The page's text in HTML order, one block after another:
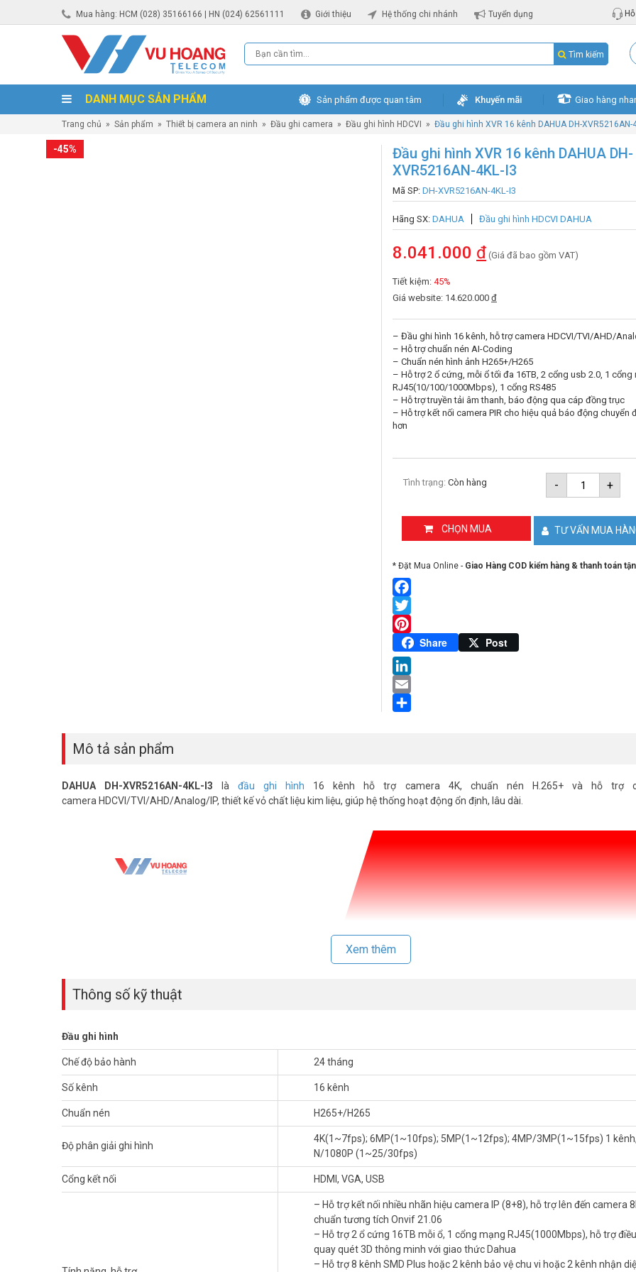
Mua hàng: HCM (028) 35166166 | HN (024) 62561111 Giới thiệu Hệ thống chi nhánh Tuyển dụng Hỗ
Tìm kiếm
DANH MỤC SẢN PHẨM Sản phẩm được quan tâm Khuyến mãi Giao hàng
Trang chủ » Sản phẩm » Thiết bị camera an ninh » Đầu ghi camera » Đầu ghi hình HDCVI » Đầu ghi hình XVR 16 kênh DAHUA DH-XVR5216AN-
-45%
Đầu ghi hình XVR 16 kênh DAHUA DH-
XVR5216AN-4KL-I3
Mã SP: DH-XVR5216AN-4KL-I3
Hãng SX: DAHUA Đầu ghi hình HDCVI DAHUA
8.041.000 đ (Giá đã bao gồm VAT)
Tiết kiệm: 45%
Giá website: 14.620.000 đ
– Đầu ghi hình 16 kênh, hỗ trợ camera HDCVI/TVI/AHD/
– Hỗ trợ chuẩn nén AI-Coding
– Chuẩn nén hình ảnh H265+/H265
– Hỗ trợ 2 ổ cứng, mỗi ổ tối đa 16TB, 2 cổng usb 2.0, 1 cổng
RJ45(10/100/1000Mbps), 1 cổng RS485
– Hỗ trợ truyền tải âm thanh, báo động qua cáp đồng trục
– Hỗ trợ kết nối camera PIR cho hiệu quả báo động chuyển
hơn
-
Đầu
ghi
hình
16
kênh
DAHUA
+
Tình trạng: Còn hàng
CHỌN MUA TƯ VẤN MUA
* Đặt Mua Online - Giao Hàng COD kiểm hàng & thanh toán
Facebook
Twitter
Pinterest
Share Post
LinkedIn
Email
Mô tả sản phẩm
DAHUA DH-XVR5216AN-4KL-I3 làđầu ghi hình 16 kênh hỗ trợ camera 4K, chuẩn nén H.265+ và hỗ trợ
camera HDCVI/TVI/AHD/Analog/IP, thiết kế vỏ chất liệu kim liệu, giúp hệ thống hoạt động ổn định, lâu dài.
Đầu ghi HDCVI DAHUA DH-XVR5216AN-4KL-I3 hỗ trợ cấu hình thông minh qua P2P, truyền tải âm thanh, báo động qua cáp
tiện lợi cho người sử dụng. Sản phẩm đầu ghi hình DAHUA chất lượng, hoạt động bền bỉ tương thích với các sản phẩm camera
DAHUA. Sản phẩm thương hiệu nổi tiếng toàn cầu với những tính năng ưu việt nhất đang có giá ưu đãi tốt trên toàn
Xem thêm
Thông số kỹ thuật
Đầu ghi hình
Chế độ bảo hành 24 tháng
Số kênh 16 kênh
Chuẩn nén H265+/H265
Độ phân giải ghi hình
4K(1~7fps); 6MP(1~10fps); 5MP(1~12fps); 4MP/3MP(1~15fps) 1
N/1080P (1~25/30fps)
Cổng kết nối HDMI, VGA, USB
– Hỗ trợ kết nối nhiều nhãn hiệu camera IP (8+8), hỗ trợ lên đến camera
chuẩn tương tích Onvif 21.06
– Hỗ trợ 2 ổ cứng 16TB mỗi ổ, 1 cổng mạng RJ45(1000Mbps), hỗ trợ
quay quét 3D thông minh với giao thức Dahua
– Hỗ trợ 8 kênh SMD Plus hoặc 2 kênh bảo vệ chu vi hoặc 2 kênh nhận